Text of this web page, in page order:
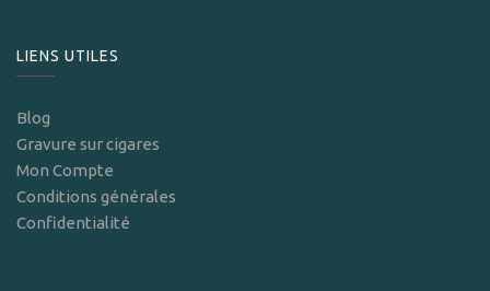
LIENS UTILES
Blog
Gravure sur cigares
Mon Compte
Conditions générales
Confidentialité